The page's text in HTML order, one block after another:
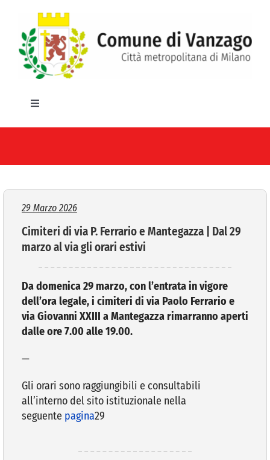
contenuto
Toggle
HOME
IL COMUNE
SERVIZI E UTILITA’
AREE TEMATICHE
VIVERE VANZAGO
COMUNICAZIONE
29 Marzo 2026
Cimiteri di via P. Ferrario e Mantegazza | Dal 29
marzo al via gli orari estivi
Da domenica 29 marzo, con l’entrata in vigore
dell’ora legale, i cimiteri di via Paolo Ferrario e
via Giovanni XXIII a Mantegazza rimarranno aperti
dalle ore 7.00 alle 19.00.
—
Gli orari sono raggiungibili e consultabili
all’interno del sito istituzionale nella
seguente pagina29